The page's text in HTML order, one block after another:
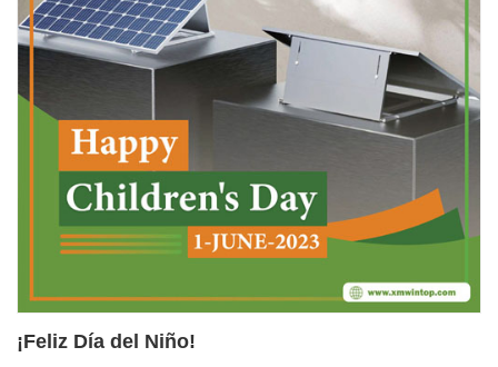
¡Feliz Día del Niño!